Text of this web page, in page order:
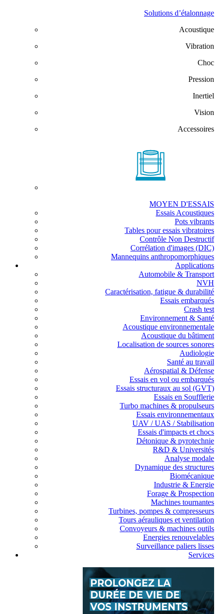
Solutions d’étalonnage
Acoustique
Vibration
Choc
Pression
Inertiel
Vision
Accessoires
MOYEN D'ESSAIS
Essais Acoustiques
Pots vibrants
Tables pour essais vibratoires
Contrôle Non Destructif
Corrélation d'images (DIC)
Mannequins anthropomorphiques
Applications
Automobile & Transport
NVH
Caractérisation, fatigue & durabilité
Essais embarqués
Crash test
Environnement & Santé
Acoustique environnementale
Acoustique du bâtiment
Localisation de sources sonores
Audiologie
Santé au travail
Aérospatial & Défense
Essais en vol ou embarqués
Essais structuraux au sol (GVT)
Essais en Soufflerie
Turbo machines & propulseurs
Essais environnementaux
UAV / UAS / Stabilisation
Essais d'impacts et chocs
Détonique & pyrotechnie
R&D & Universités
Analyse modale
Dynamique des structures
Biomécanique
Industrie & Energie
Forage & Prospection
Machines tournantes
Turbines, pompes & compresseurs
Tours aérauliques et ventilation
Convoyeurs & machines outils
Energies renouvelables
Surveillance paliers lisses
Services